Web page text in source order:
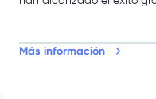
Más información